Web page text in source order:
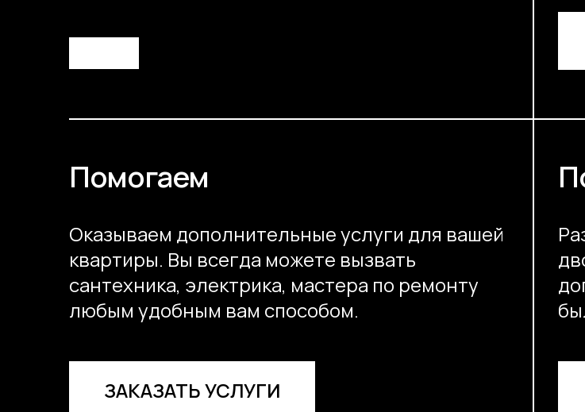
Помогаем
Оказываем дополнительные услуги для вашей
квартиры. Вы всегда можете вызвать
сантехника, электрика, мастера по ремонту
любым удобным вам способом.
ЗАКАЗАТЬ УСЛУГИ